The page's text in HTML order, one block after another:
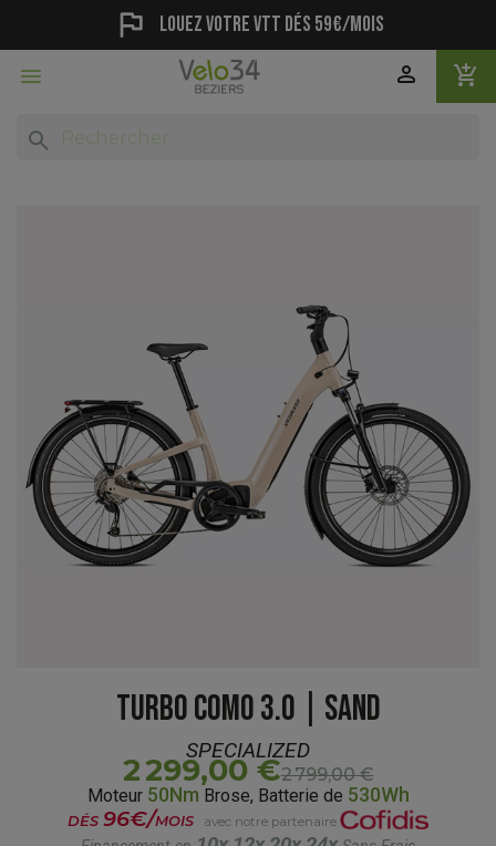
flag Louez votre vtt dés 59€/mois
 add_shopping_cart
person
search
TURBO COMO 3.0 | SAND
SPECIALIZED
2 299,00 €2 799,00 €
Moteur 50Nm Brose, Batterie de 530Wh
DÉS 96€/MOIS avec notre partenaire